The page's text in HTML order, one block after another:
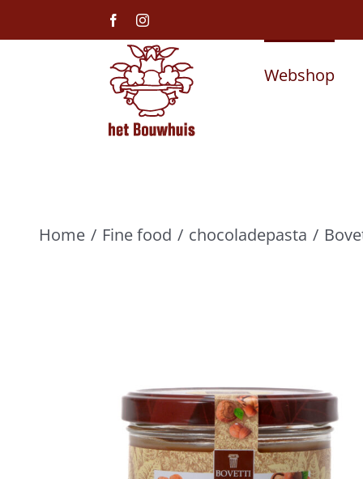
naar
FacebookInstagram
Webshop
Home Fine food chocoladepasta